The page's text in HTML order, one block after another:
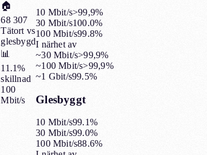
🏠
68 307
Tätort vs
glesbygd
📊
11.1%
skillnad
100
Mbit/s
10 Mbit/s>99,9%
30 Mbit/s100.0%
100 Mbit/s99.8%
I närhet av
~30 Mbit/s>99,9%
~100 Mbit/s>99,9%
~1 Gbit/s99.5%
Glesbyggt
10 Mbit/s99.1%
30 Mbit/s99.0%
100 Mbit/s88.6%